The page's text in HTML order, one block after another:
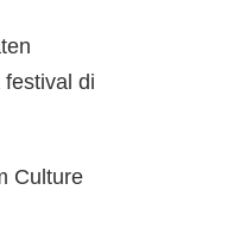
di
Culture